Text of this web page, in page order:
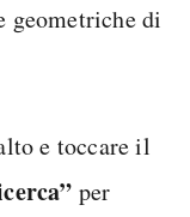
geometriche di
e toccare il
per